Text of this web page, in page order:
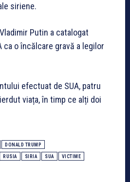
siriene.
Putin a catalogat
ca o încălcare gravă a legilor
efectuat de SUA, patru
viața, în timp ce alți doi
DONALD TRUMP
RUSIA SIRIA SUA VICTIME